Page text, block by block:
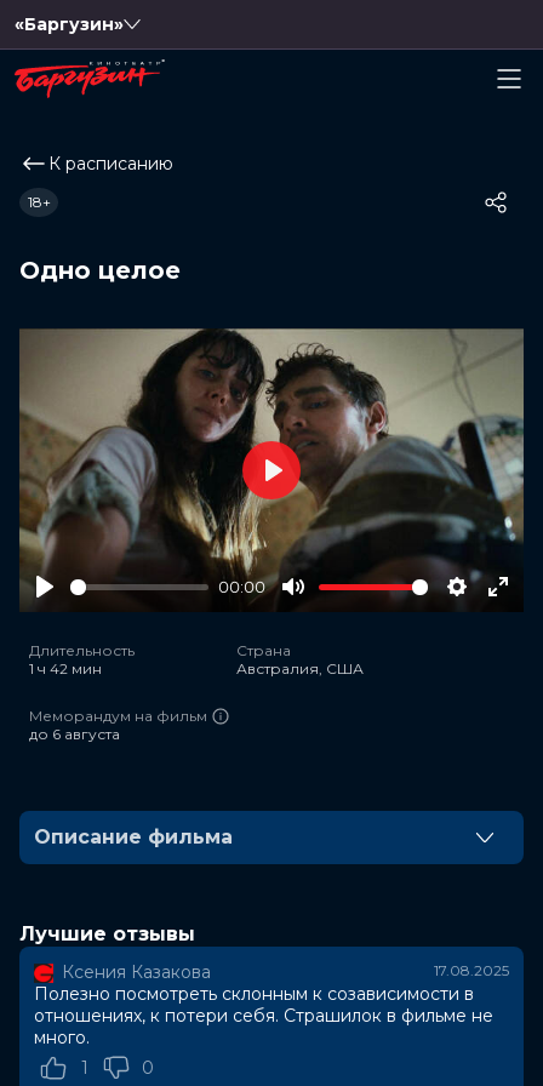
«Баргузин»
К расписанию
Одно целое
18+
Play
00:00
Mute Settings
Play
Длительность
1 ч 42 мин
Страна
Австралия, США
Меморандум на фильм
до 6 августа
Описание фильма
проблемами потустороннего характера.
Оценка 6.3/ 10 (120 682 голоса)
6.7/ 10 (73 000 голосов)
Год
Страна
Лучшие отзывы
Ксения Казакова 17.08.2025
Полезно посмотреть склонным к созависимости в
отношениях, к потери себя. Страшилок в фильме не
много.
1
0